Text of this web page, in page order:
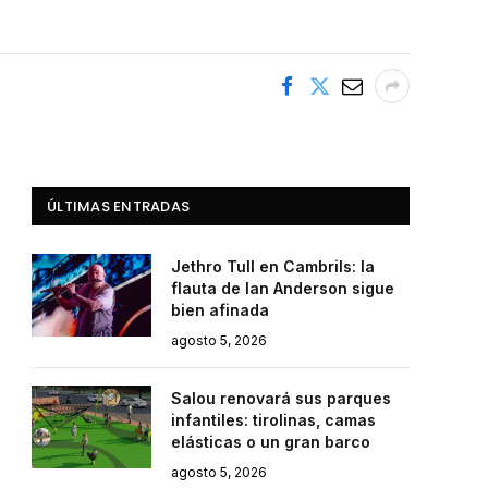
ÚLTIMAS ENTRADAS
Jethro Tull en Cambrils: la
flauta de Ian Anderson sigue
bien afinada
agosto 5, 2026
Salou renovará sus parques
infantiles: tirolinas, camas
elásticas o un gran barco
agosto 5, 2026